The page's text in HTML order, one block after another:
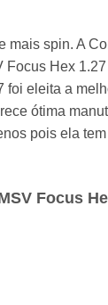
spin. A
Hex
eleita a
ótima
pois ela
Focus